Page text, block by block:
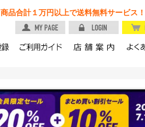
商品合計１万円以上で送料無料サービス！